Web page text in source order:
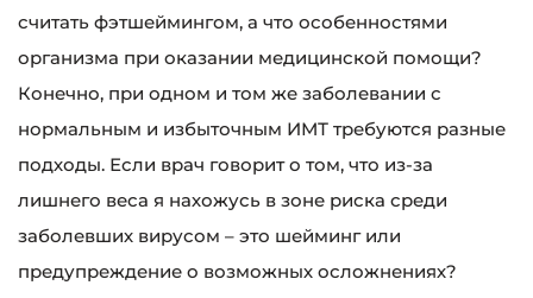
считать фэтшеймингом, а что особенностями
организма при оказании медицинской помощи?
Конечно, при одном и том же заболевании с
нормальным и избыточным ИМТ требуются разные
подходы. Если врач говорит о том, что из-за
лишнего веса я нахожусь в зоне риска среди
заболевших вирусом – это шейминг или
предупреждение о возможных осложнениях?